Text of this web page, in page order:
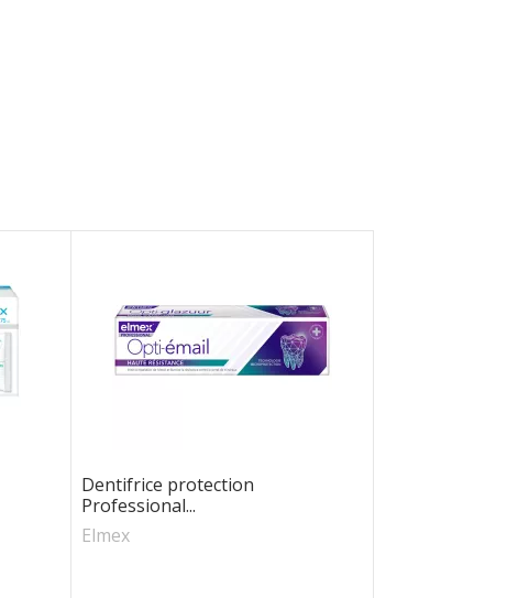
Dentifrice protection
Professional...
Elmex